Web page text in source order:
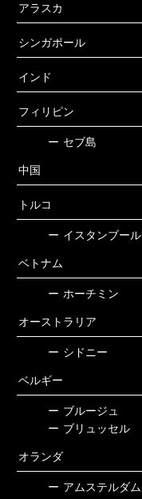
アラスカ
シンガポール
インド
フィリピン
ー セブ島
中国
トルコ
ー イスタンブール
ベトナム
ー ホーチミン
オーストラリア
ー シドニー
ベルギー
ー ブルージュ
ー ブリュッセル
オランダ
ー アムステルダム